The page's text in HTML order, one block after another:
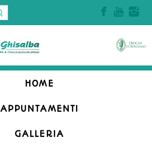
HOME
APPUNTAMENTI
GALLERIA